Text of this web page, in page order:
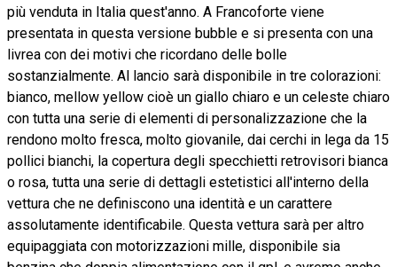
più venduta in Italia quest'anno. A Francoforte viene
presentata in questa versione bubble e si presenta con una
livrea con dei motivi che ricordano delle bolle
sostanzialmente. Al lancio sarà disponibile in tre colorazioni:
bianco, mellow yellow cioè un giallo chiaro e un celeste chiaro
con tutta una serie di elementi di personalizzazione che la
rendono molto fresca, molto giovanile, dai cerchi in lega da 15
pollici bianchi, la copertura degli specchietti retrovisori bianca
o rosa, tutta una serie di dettagli estetistici all'interno della
vettura che ne definiscono una identità e un carattere
assolutamente identificabile. Questa vettura sarà per altro
equipaggiata con motorizzazioni mille, disponibile sia